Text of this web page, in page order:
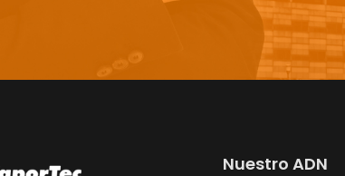
Nuestro ADN